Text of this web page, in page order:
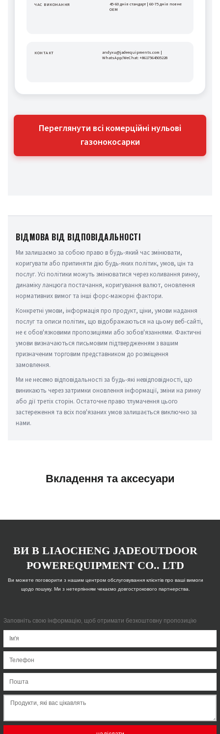
ЧАС ВИКОНАННЯ
45-60 днів стандарт | 60-75 днів повне
OEM
КОНТАКТ
andyxu@jadeequipments.com |
WhatsApp/WeChat: +8617564505228
Переглянути всі комерційні нульові
газонокосарки
ВІДМОВА ВІД ВІДПОВІДАЛЬНОСТІ
Ми залишаємо за собою право в будь-який час змінювати,
коригувати або припиняти дію будь-яких політик, умов, цін та
послуг. Усі політики можуть змінюватися через коливання ринку,
динаміку ланцюга постачання, коригування валют, оновлення
нормативних вимог та інші форс-мажорні фактори.
Конкретні умови, інформація про продукт, ціни, умови надання
послуг та описи політик, що відображаються на цьому веб-сайті,
не є обов'язковими пропозиціями або зобов'язаннями. Фактичні
умови визначаються письмовим підтвердженням з вашим
призначеним торговим представником до розміщення
замовлення.
Ми не несемо відповідальності за будь-які невідповідності, що
виникають через затримки оновлення інформації, зміни на ринку
або дії третіх сторін. Остаточне право тлумачення цього
застереження та всіх пов'язаних умов залишається виключно за
нами.
Вкладення та аксесуари
ВИ В LIAOCHENG JADEOUTDOOR
POWEREQUIPMENT CO.. LTD
Ви можете поговорити з нашим центром обслуговування клієнтів про ваші вимоги
щодо пошуку. Ми з нетерпінням чекаємо довгострокового партнерства.
Заповніть свою інформацію, щоб отримати безкоштовну пропозицію